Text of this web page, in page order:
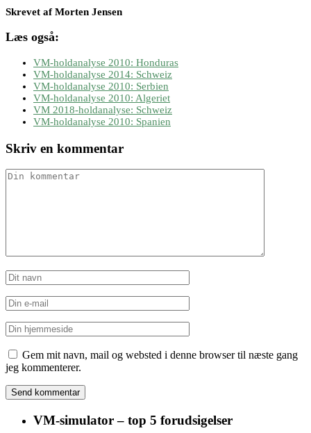
Skrevet af Morten Jensen
Læs også:
VM-holdanalyse 2010: Honduras
VM-holdanalyse 2014: Schweiz
VM-holdanalyse 2010: Serbien
VM-holdanalyse 2010: Algeriet
VM 2018-holdanalyse: Schweiz
VM-holdanalyse 2010: Spanien
Skriv en kommentar
Gem mit navn, mail og websted i denne browser til næste gang
jeg kommenterer.
VM-simulator – top 5 forudsigelser